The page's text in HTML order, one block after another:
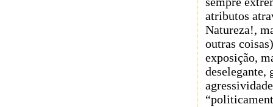
atributos
Natureza!,
outras
exposição,
deselegante,